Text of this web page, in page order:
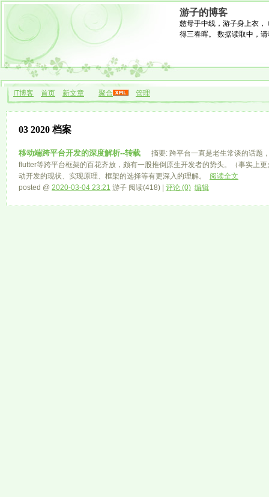
游子的博客
慈母手中线，游子身上衣
得三春晖。 数据读取中，请
IT博客 首页 新文章 聚合 管理
03 2020 档案
移动端跨平台开发的深度解析--转载 摘要: 跨平台一直是老生常谈的话题
flutter等跨平台框架的百花齐放，颇有一股推倒原生开发者的势头。（事实上
动开发的现状、实现原理、框架的选择等有更深入的理解。 阅读全文
posted @ 2020-03-04 23:21 游子 阅读(418) | 评论 (0) 编辑